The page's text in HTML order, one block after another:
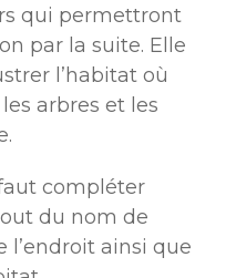
qui permettront
par la suite. Elle
l’habitat où
arbres et les
compléter
du nom de
l’endroit ainsi que